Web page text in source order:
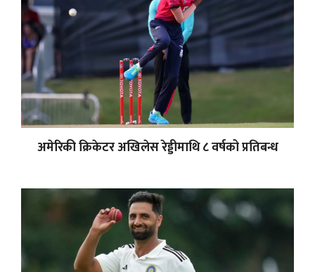
अमेरिकी क्रिकेटर अखिलेस रेड्डीमाथि ८ वर्षको प्रतिबन्ध